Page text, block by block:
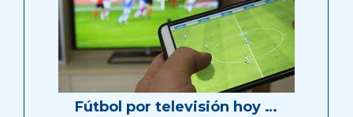
Fútbol por televisión hoy …